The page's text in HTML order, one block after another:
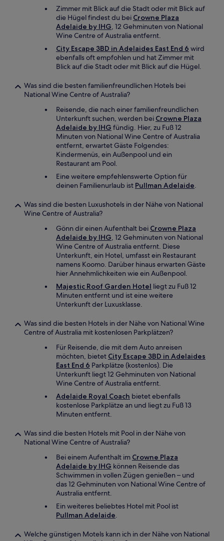
Zimmer mit Blick auf die Stadt oder mit Blick auf
die Hügel findest du bei Crowne Plaza
Adelaide by IHG, 12 Gehminuten von National
Wine Centre of Australia entfernt.
City Escape 3BD in Adelaides East End 6 wird
ebenfalls oft empfohlen und hat Zimmer mit
Blick auf die Stadt oder mit Blick auf die Hügel.
Was sind die besten familienfreundlichen Hotels bei
National Wine Centre of Australia?
Reisende, die nach einer familienfreundlichen
Unterkunft suchen, werden bei Crowne Plaza
Adelaide by IHG fündig. Hier, zu Fuß 12
Minuten von National Wine Centre of Australia
entfernt, erwartet Gäste Folgendes:
Kindermenüs, ein Außenpool und ein
Restaurant am Pool.
Eine weitere empfehlenswerte Option für
deinen Familienurlaub ist Pullman Adelaide.
Was sind die besten Luxushotels in der Nähe von National
Wine Centre of Australia?
Gönn dir einen Aufenthalt bei Crowne Plaza
Adelaide by IHG, 12 Gehminuten von National
Wine Centre of Australia entfernt. Diese
Unterkunft, ein Hotel, umfasst ein Restaurant
namens Koomo. Darüber hinaus erwarten Gäste
hier Annehmlichkeiten wie ein Außenpool.
Majestic Roof Garden Hotel liegt zu Fuß 12
Minuten entfernt und ist eine weitere
Unterkunft der Luxusklasse.
Was sind die besten Hotels in der Nähe von National Wine
Centre of Australia mit kostenlosen Parkplätzen?
Für Reisende, die mit dem Auto anreisen
möchten, bietet City Escape 3BD in Adelaides
East End 6 Parkplätze (kostenlos). Die
Unterkunft liegt 12 Gehminuten von National
Wine Centre of Australia entfernt.
Adelaide Royal Coach bietet ebenfalls
kostenlose Parkplätze an und liegt zu Fuß 13
Minuten entfernt.
Was sind die besten Hotels mit Pool in der Nähe von
National Wine Centre of Australia?
Bei einem Aufenthalt im Crowne Plaza
Adelaide by IHG können Reisende das
Schwimmen in vollen Zügen genießen – und
das 12 Gehminuten von National Wine Centre of
Australia entfernt.
Ein weiteres beliebtes Hotel mit Pool ist
Pullman Adelaide.
Welche günstigen Motels kann ich in der Nähe von National